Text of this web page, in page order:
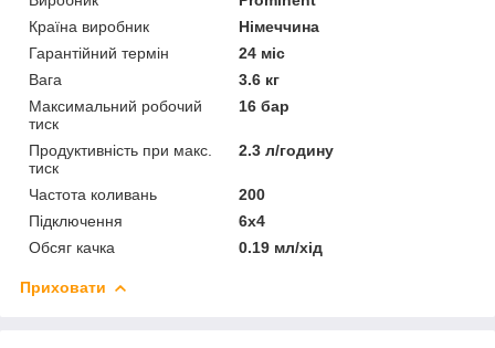
Країна виробник
Німеччина
Гарантійний термін
24 міс
Вага
3.6 кг
Максимальний робочий
тиск
16 бар
Продуктивність при макс.
тиск
2.3 л/годину
Частота коливань
200
Підключення
6х4
Обсяг качка
0.19 мл/хід
Приховати